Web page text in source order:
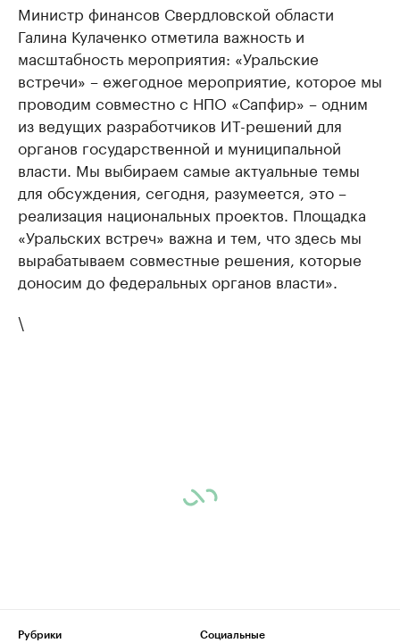
Министр финансов Свердловской области
Галина Кулаченко отметила важность и
масштабность мероприятия: «Уральские
встречи» – ежегодное мероприятие, которое мы
проводим совместно с НПО «Сапфир» – одним
из ведущих разработчиков ИТ-решений для
органов государственной и муниципальной
власти. Мы выбираем самые актуальные темы
для обсуждения, сегодня, разумеется, это –
реализация национальных проектов. Площадка
«Уральских встреч» важна и тем, что здесь мы
вырабатываем совместные решения, которые
доносим до федеральных органов власти».
\
Рубрики
Социальные